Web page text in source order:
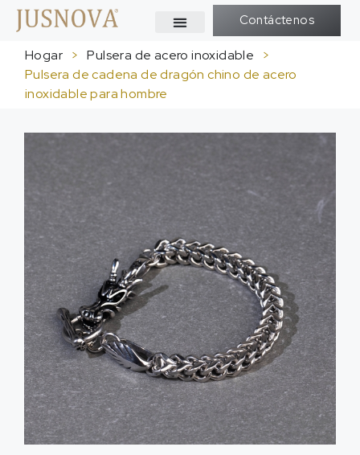
Contáctenos
Hogar > Pulsera de acero inoxidable
>
Pulsera de cadena de dragón chino de acero
inoxidable para hombre